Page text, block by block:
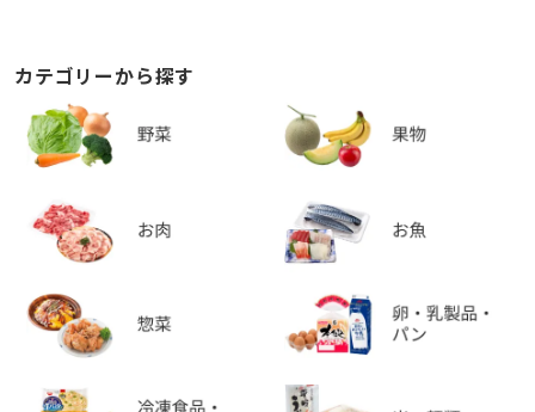
カテゴリーから探す